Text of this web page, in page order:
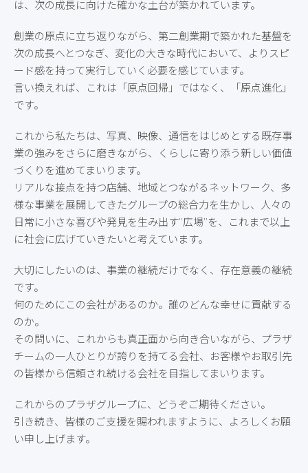
は、次の成長に向けた確かな土台が築かれています。
創業の原点に立ち返りながら、第二創業期で築かれた基盤を
次の成長へとつなぎ、変化の大きな時代において、よりスピ
ード感を持って実行していく必要を感じています。
言い換えれば、これは「原点回帰」ではなく、「原点進化」
です。
これから私たちは、写真、映像、通信をはじめとする既存事
業の強みをさらに磨きながら、くらしに寄り添う新しい価値
づくりを進めてまいります。
リアルな接点を持つ店舗、地域とつながるネットワーク、多
様な事業を展開してきたグループの総合力を生かし、人々の
日常に小さな喜びや発見を生み出す”広場”を、これまで以上
に社会に広げていきたいと考えています。
大切にしたいのは、事業の継続だけでなく、存在意義の継続
です。
何のためにこの会社があるのか。誰のどんな幸せに貢献する
のか。
その問いに、これからも真正面から向き合いながら、プラザ
チームの一人ひとりが誇りを持てる会社、お客様やお取引先
の皆様から信頼され続ける会社を目指してまいります。
これからのプラザグループに、どうぞご期待ください。
引き続き、皆様のご支援を賜われますように、よろしくお願
い申し上げます。